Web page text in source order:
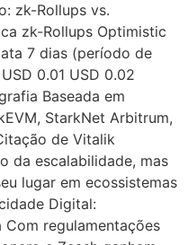
zk-Rollups vs.
zk-Rollups Optimistic
7 dias (período de
0.01 USD 0.02
Baseada em
StarkNet Arbitrum,
de Vitalik
da escalabilidade, mas
lugar em ecossistemas
Digital:
regulamentações